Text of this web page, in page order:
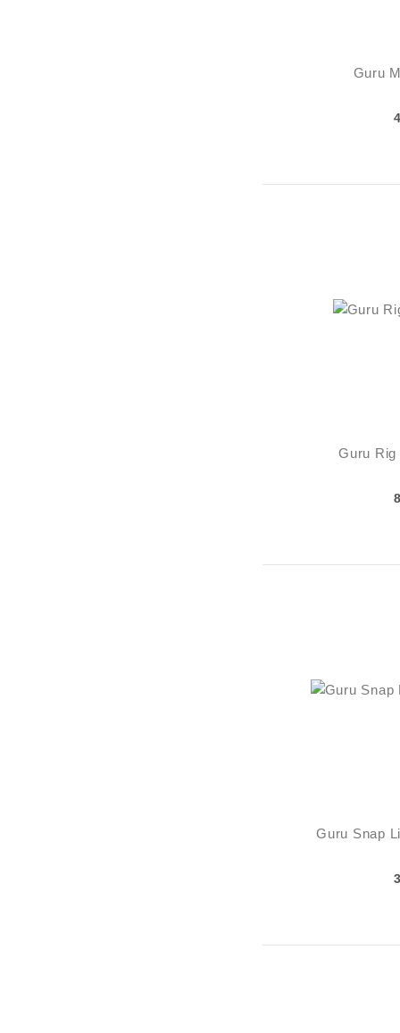
Guru
Guru
Guru Snap